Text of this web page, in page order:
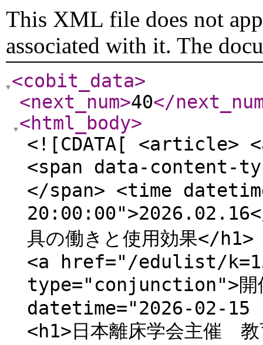
This XML file does not
associated with it. The
<cobit_data>
<next_num>40</
<html_body>
<![CDATA[ <article>
<span data-content-
</span> <time
具の働きと使用効果
<a href="/edulist/
type="conjunction">開
datetime="2026-02-
<h1>日本離床学会主催